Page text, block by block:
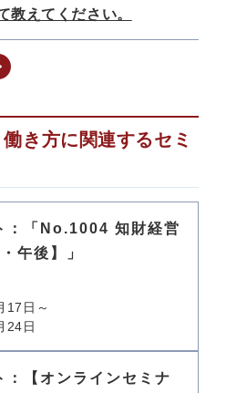
教えてください。
き方に関連するセミ
：「No.1004 知財経営
午後】」
17日～
24日
：【オンラインセミナ